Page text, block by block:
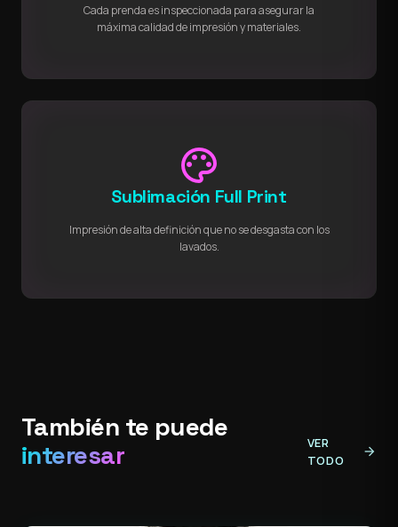
Cada prenda es inspeccionada para asegurar la
máxima calidad de impresión y materiales.
palette
Sublimación Full Print
Impresión de alta definición que no se desgasta con los
lavados.
También te puede
interesar
VER
TODO
arrow_forward